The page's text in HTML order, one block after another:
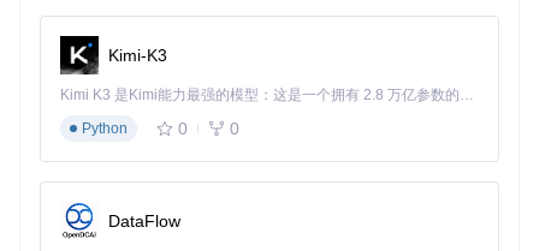
Kimi-K3
Kimi K3 是Kimi能力最强的模型：这是一个拥有 2.8 万亿参数的混合专家（MoE）模型，具备原生视觉理解能力，并支持 100 万 token 的上下文窗口。
Python
0 0
DataFlow